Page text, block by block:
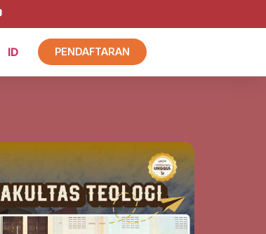
ID PENDAFTARAN